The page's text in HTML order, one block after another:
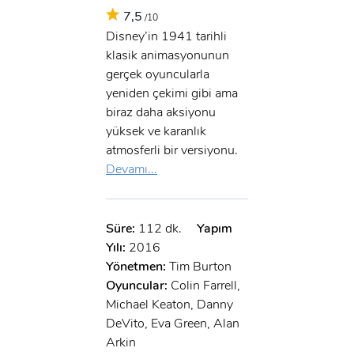
7,5 /10
Disney’in 1941 tarihli
klasik animasyonunun
gerçek oyuncularla
yeniden çekimi gibi ama
biraz daha aksiyonu
yüksek ve karanlık
atmosferli bir versiyonu.
Devamı...
Süre: 112 dk.
Yapım
Yılı: 2016
Yönetmen: Tim Burton
Oyuncular: Colin Farrell,
Michael Keaton, Danny
DeVito, Eva Green, Alan
Arkin